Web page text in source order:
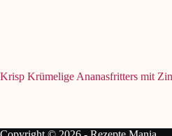
Krisp Krümelige Ananasfritters mit